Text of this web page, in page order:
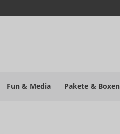
Fun & Media Pakete & Boxen